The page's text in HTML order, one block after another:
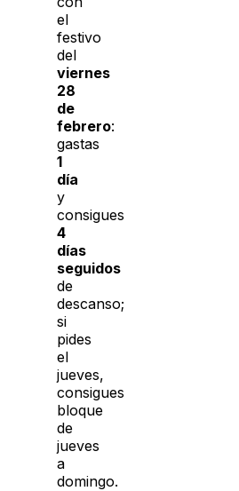
el
festivo
del
viernes
28
de
febrero:
gastas
1
día
y
consigues
4
días
seguidos
de
descanso;
si
pides
el
jueves,
consigues
bloque
de
jueves
a
domingo.